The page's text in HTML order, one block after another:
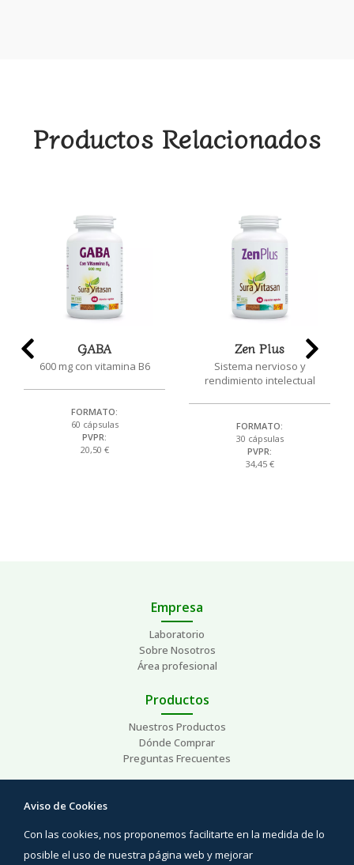
Productos Relacionados
GABA
600 mg con vitamina B6
FORMATO:
60 cápsulas
PVPR:
20,50 €
Zen Plus
Sistema nervioso y
rendimiento intelectual
FORMATO:
30 cápsulas
PVPR:
34,45 €
Empresa
Laboratorio
Sobre Nosotros
Área profesional
Productos
Nuestros Productos
Dónde Comprar
Preguntas Frecuentes
Áreas de interés
Contacto
Aviso de Cookies
Con las cookies, nos proponemos facilitarte en la medida de lo
posible el uso de nuestra página web y mejorar